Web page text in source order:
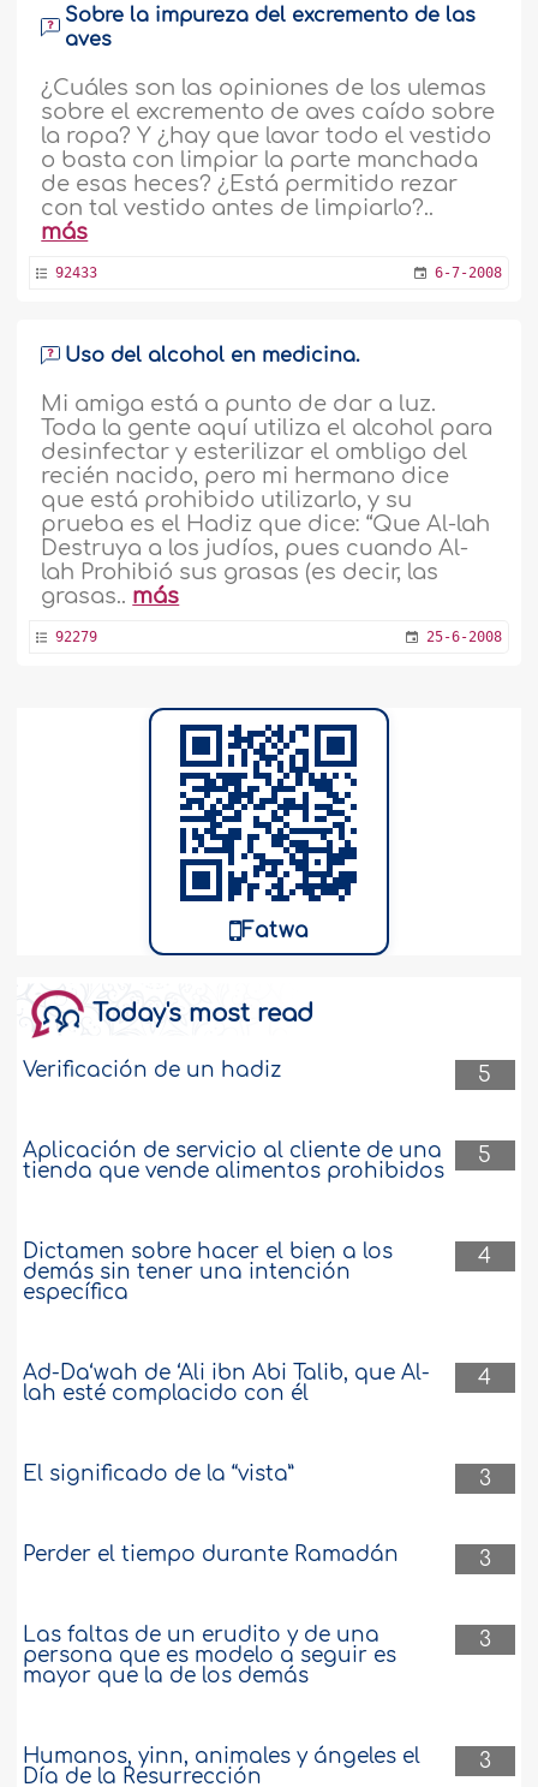
Sobre la impureza del excremento de las
aves
¿Cuáles son las opiniones de los ulemas
sobre el excremento de aves caído sobre
la ropa? Y ¿hay que lavar todo el vestido
o basta con limpiar la parte manchada
de esas heces? ¿Está permitido rezar
con tal vestido antes de limpiarlo?..
más
92433 6-7-2008
Uso del alcohol en medicina.
Mi amiga está a punto de dar a luz.
Toda la gente aquí utiliza el alcohol para
desinfectar y esterilizar el ombligo del
recién nacido, pero mi hermano dice
que está prohibido utilizarlo, y su
prueba es el Hadiz que dice: “Que Al-lah
Destruya a los judíos, pues cuando Al-
lah Prohibió sus grasas (es decir, las
grasas.. más
92279 25-6-2008
Fatwa
Today's most read
5
Verificación de un hadiz
5
Aplicación de servicio al cliente de una
tienda que vende alimentos prohibidos
4
Dictamen sobre hacer el bien a los
demás sin tener una intención
específica
4
Ad-Da‘wah de ‘Ali ibn Abi Talib, que Al-
lah esté complacido con él
3
El significado de la “vista”
3
Perder el tiempo durante Ramadán
3
Las faltas de un erudito y de una
persona que es modelo a seguir es
mayor que la de los demás
3
Humanos, yinn, animales y ángeles el
Día de la Resurrección